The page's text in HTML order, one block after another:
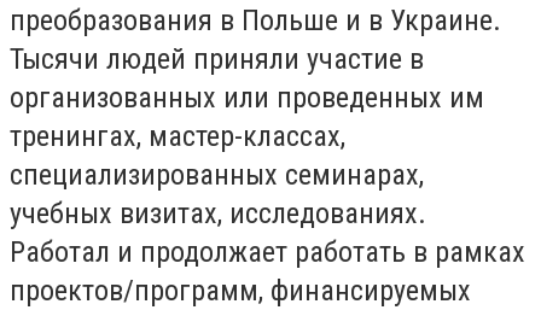
преобразования в Польше и в Украине.
Тысячи людей приняли участие в
организованных или проведенных им
тренингах, мастер-классах,
специализированных семинарах,
учебных визитах, исследованиях.
Работал и продолжает работать в рамках
проектов/программ, финансируемых